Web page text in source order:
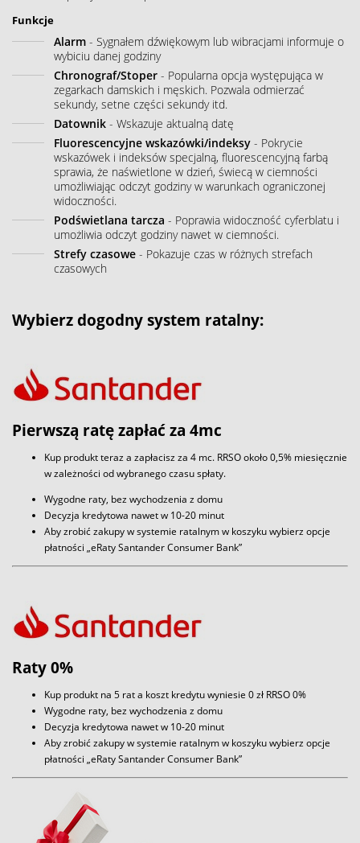
Funkcje
Alarm - Sygnałem dźwiękowym lub wibracjami informuje o
wybiciu danej godziny
Chronograf/Stoper - Popularna opcja występująca w
zegarkach damskich i męskich. Pozwala odmierzać
sekundy, setne części sekundy itd.
Datownik - Wskazuje aktualną datę
Fluorescencyjne wskazówki/indeksy - Pokrycie
wskazówek i indeksów specjalną, fluorescencyjną farbą
sprawia, że naświetlone w dzień, świecą w ciemności
umożliwiając odczyt godziny w warunkach ograniczonej
widoczności.
Podświetlana tarcza - Poprawia widoczność cyferblatu i
umożliwia odczyt godziny nawet w ciemności.
Strefy czasowe - Pokazuje czas w różnych strefach
czasowych
Wybierz dogodny system ratalny:
Pierwszą ratę zapłać za 4mc
Kup produkt teraz a zapłacisz za 4 mc. RRSO około 0,5% miesięcznie
w zależności od wybranego czasu spłaty.
Wygodne raty, bez wychodzenia z domu
Decyzja kredytowa nawet w 10-20 minut
Aby zrobić zakupy w systemie ratalnym w koszyku wybierz opcje
płatności „eRaty Santander Consumer Bank”
Raty 0%
Kup produkt na 5 rat a koszt kredytu wyniesie 0 zł RRSO 0%
Wygodne raty, bez wychodzenia z domu
Decyzja kredytowa nawet w 10-20 minut
Aby zrobić zakupy w systemie ratalnym w koszyku wybierz opcje
płatności „eRaty Santander Consumer Bank”